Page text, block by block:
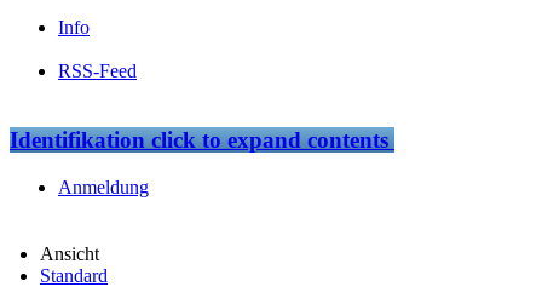
Info
RSS-Feed
Identifikationclick to expand contents
Anmeldung
Ansicht
Standard